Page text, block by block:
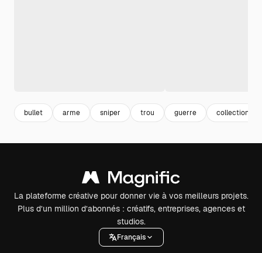
bullet arme sniper trou guerre collection
La plateforme créative pour donner vie à vos meilleurs projets.
Plus d’un million d’abonnés : créatifs, entreprises, agences et
studios.
Français